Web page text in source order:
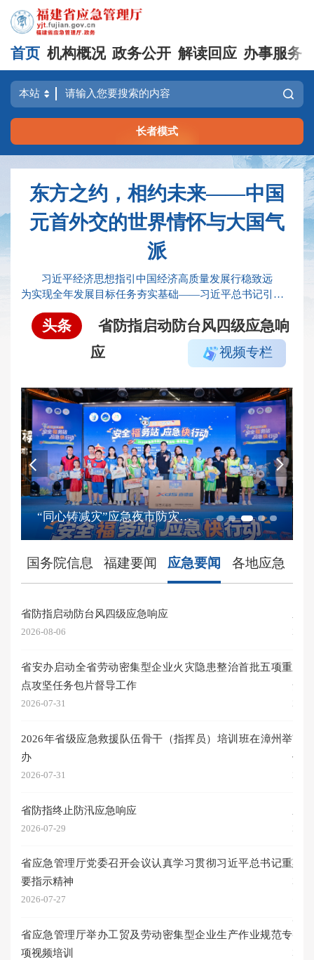
首页 机构概况 政务公开 解读回应 办事服务
长者模式
东方之约，相约未来——中国
元首外交的世界情怀与大国气
派
习近平经济思想指引中国经济高质量发展行稳致远
为实现全年发展目标任务夯实基础——习近平总书记引领“十五五”开局之年中国经济破浪前行
头条
省防指启动防台风四级应急响
应
视频专栏
“同心铸减灾”应急夜市防灾科普活动福清专场举行
国务院信息 福建要闻 应急要闻 各地应急
次
省防指启动防台风四级应急响应
2026-08-06
省安办启动全省劳动密集型企业火灾隐患整治首批五项重
点攻坚任务包片督导工作
2026-07-31
2026年省级应急救援队伍骨干（指挥员）培训班在漳州举
办
2026-07-31
省防指终止防汛应急响应
2026-07-29
省应急管理厅党委召开会议认真学习贯彻习近平总书记重
要指示精神
2026-07-27
省应急管理厅举办工贸及劳动密集型企业生产作业规范专
项视频培训
安
南
任
惠
整